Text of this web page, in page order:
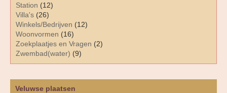
Station (12)
Villa's (26)
Winkels/Bedrijven (12)
Woonvormen (16)
Zoekplaatjes en Vragen (2)
Zwembad(water) (9)
Veluwse plaatsen